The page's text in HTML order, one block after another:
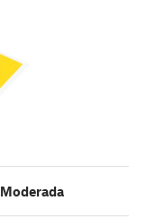
Moderada